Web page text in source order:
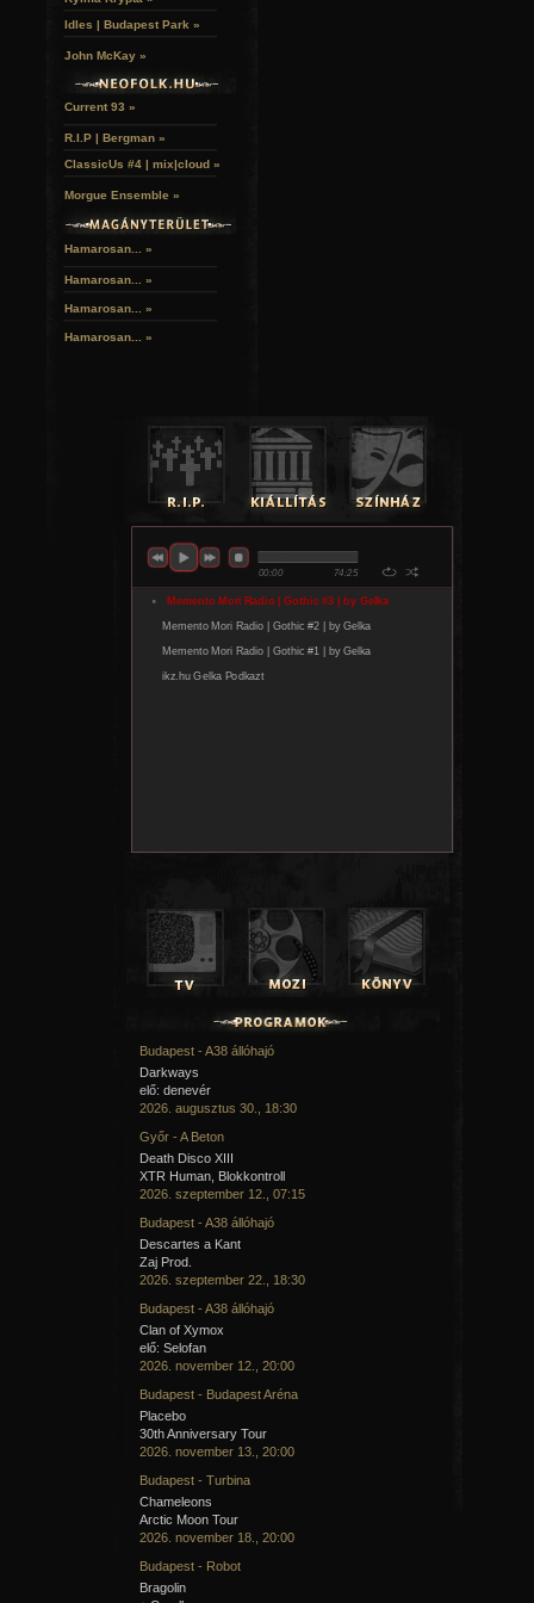
Idles | Budapest Park »
John McKay »
Current 93 »
R.I.P | Bergman »
ClassicUs #4 | mix|cloud »
Morgue Ensemble »
Hamarosan... »
Hamarosan... »
Hamarosan... »
Hamarosan... »
Budapest - A38 állóhajó
Darkways
elő: denevér
2026. augusztus 30., 18:30
Győr - A Beton
Death Disco XIII
XTR Human, Blokkontroll
2026. szeptember 12., 07:15
Budapest - A38 állóhajó
Descartes a Kant
Zaj Prod.
2026. szeptember 22., 18:30
Budapest - A38 állóhajó
Clan of Xymox
elő: Selofan
2026. november 12., 20:00
Budapest - Budapest Aréna
Placebo
30th Anniversary Tour
2026. november 13., 20:00
Budapest - Turbina
Chameleons
Arctic Moon Tour
2026. november 18., 20:00
Budapest - Robot
Bragolin